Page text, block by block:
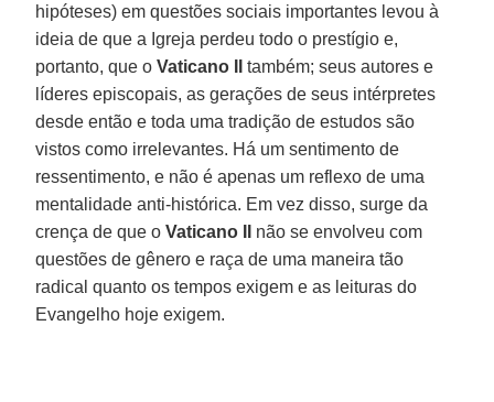
hipóteses) em questões sociais importantes levou à
ideia de que a Igreja perdeu todo o prestígio e,
portanto, que oVaticano II
também; seus autores e
líderes episcopais, as gerações de seus intérpretes
desde então e toda uma tradição de estudos são
vistos como irrelevantes. Há um sentimento de
ressentimento, e não é apenas um reflexo de uma
mentalidade anti-histórica. Em vez disso, surge da
crença de que oVaticano II
não se envolveu com
questões de gênero e raça de uma maneira tão
radical quanto os tempos exigem e as leituras do
Evangelho hoje exigem.